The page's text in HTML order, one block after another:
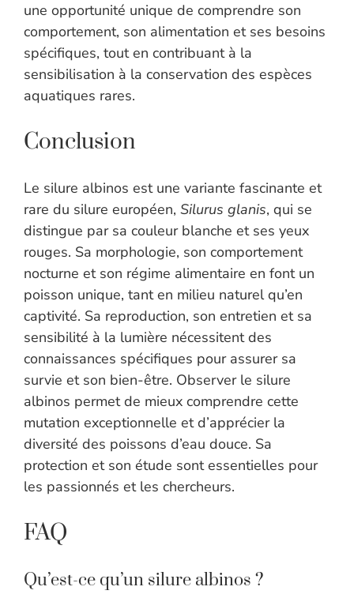
une opportunité unique de comprendre son
comportement, son alimentation et ses besoins
spécifiques, tout en contribuant à la
sensibilisation à la conservation des espèces
aquatiques rares.
Conclusion
Le silure albinos est une variante fascinante et
rare du silure européen, Silurus glanis, qui se
distingue par sa couleur blanche et ses yeux
rouges. Sa morphologie, son comportement
nocturne et son régime alimentaire en font un
poisson unique, tant en milieu naturel qu’en
captivité. Sa reproduction, son entretien et sa
sensibilité à la lumière nécessitent des
connaissances spécifiques pour assurer sa
survie et son bien-être. Observer le silure
albinos permet de mieux comprendre cette
mutation exceptionnelle et d’apprécier la
diversité des poissons d’eau douce. Sa
protection et son étude sont essentielles pour
les passionnés et les chercheurs.
FAQ
Qu’est-ce qu’un silure albinos ?